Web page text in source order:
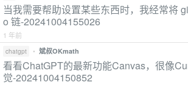
当我需要帮助设置某些东西时，我经常将
o 链-20241004155026
1 年前
chatgpt • 斌叔OKmath
看看ChatGPT的最新功能Canvas，很像
觉-20241004150852